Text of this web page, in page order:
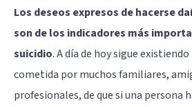
Los deseos expresos de hacerse
son de los indicadores más
suicidio. A día de hoy sigue
cometida por muchos familiares,
profesionales, de que si una persona